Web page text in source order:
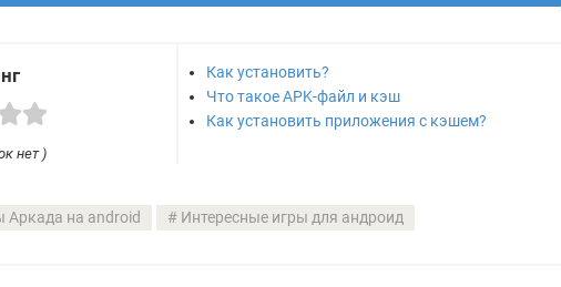
нет )
Как установить?
Что такое APK-файл и кэш
Как установить приложения с кэшем?
Аркада на android Интересные игры для андроид